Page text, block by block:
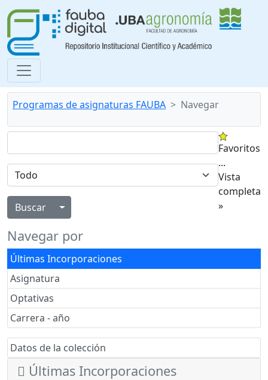
Programas de asignaturas FAUBA Navegar
Alternar menú desplegable
Favoritos
...
Vista
completa
»
Navegar por
Últimas Incorporaciones
Asignatura
Optativas
Carrera - año
Datos de la colección
Últimas Incorporaciones